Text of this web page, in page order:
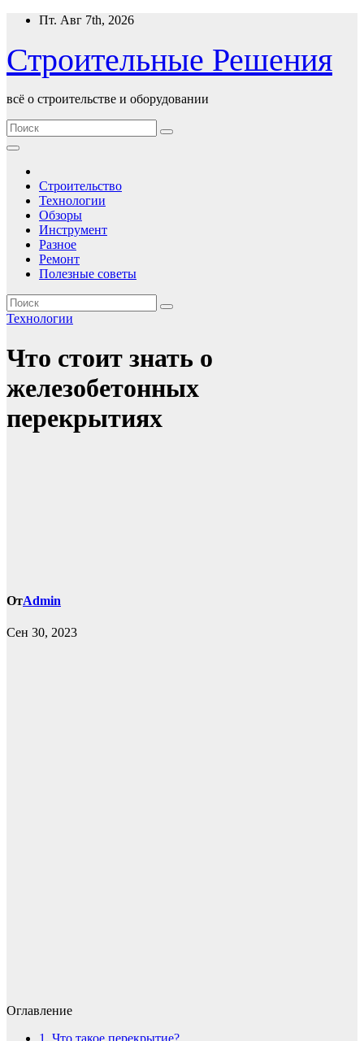
Перейти
содержимому
Пт. Авг 7th, 2026
Строительные Решения
всё о строительстве и оборудовании
Строительство
Технологии
Обзоры
Инструмент
Разное
Ремонт
Полезные советы
Технологии
Что стоит знать о
железобетонных
перекрытиях
ОтAdmin
Сен 30, 2023
Оглавление